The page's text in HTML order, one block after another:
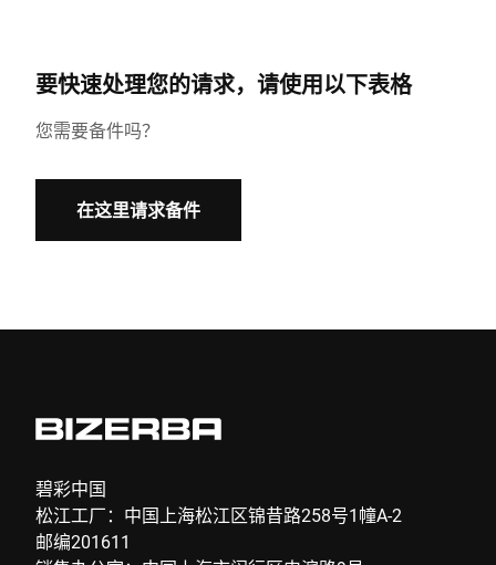
街道 *
邮政编码 *
电话
要快速处理您的请求，请使用以下表格
您需要备件吗？
在这里请求备件
碧彩中国
松江工厂：中国上海松江区锦昔路258号1幢A-2
邮编201611